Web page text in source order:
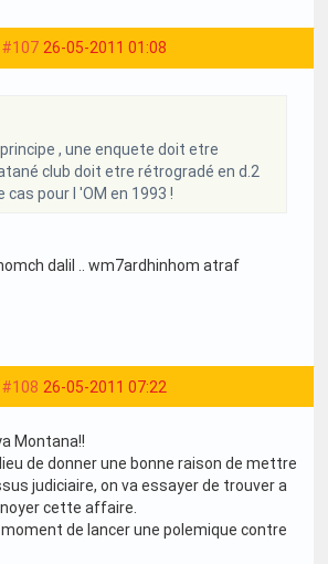
#107 26-05-2011 01:08
principe , une enquete doit etre
club doit etre rétrogradé en d.2
pour l 'OM en 1993 !
dalil .. wm7ardhinhom atraf
#108 26-05-2011 07:22
Montana!!
de donner une bonne raison de mettre
judiciaire, on va essayer de trouver a
cette affaire.
moment de lancer une polemique contre